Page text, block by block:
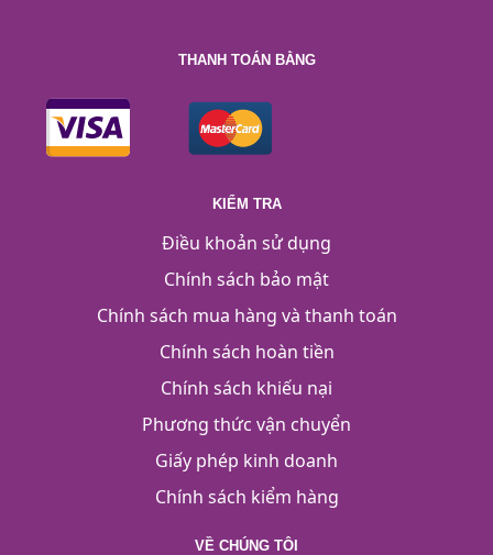
THANH TOÁN BẰNG
KIỂM TRA
Điều khoản sử dụng
Chính sách bảo mật
Chính sách mua hàng và thanh toán
Chính sách hoàn tiền
Chính sách khiếu nại
Phương thức vận chuyển
Giấy phép kinh doanh
Chính sách kiểm hàng
VỀ CHÚNG TÔI